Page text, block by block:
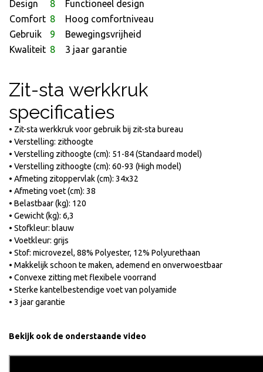
Design 8
Functioneel design
Comfort 8
Hoog comfortniveau
Gebruik
9
Bewegingsvrijheid
Kwaliteit 8 3 jaar garantie
Zit-sta werkkruk
specificaties
• Zit-sta werkkruk voor gebruik bij zit-sta bureau
• Verstelling: zithoogte
• Verstelling zithoogte (cm): 51-84 (Standaard model)
• Verstelling zithoogte (cm): 60-93 (High model)
• Afmeting zitoppervlak (cm): 34x32
• Afmeting voet (cm): 38
• Belastbaar (kg): 120
• Gewicht (kg): 6,3
• Stofkleur: blauw
• Voetkleur: grijs
• Stof: microvezel, 88% Polyester, 12% Polyurethaan
• Makkelijk schoon te maken, ademend en onverwoestbaar
• Convexe zitting met flexibele voorrand
• Sterke kantelbestendige voet van polyamide
• 3 jaar garantie
Bekijk ook de onderstaande video